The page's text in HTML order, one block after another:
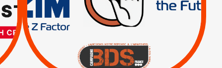
| Actus |
| Boycott militaire |
Lettres d'interpellation